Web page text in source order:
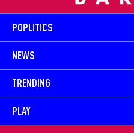
POPLITICS
NEWS
TRENDING
PLAY